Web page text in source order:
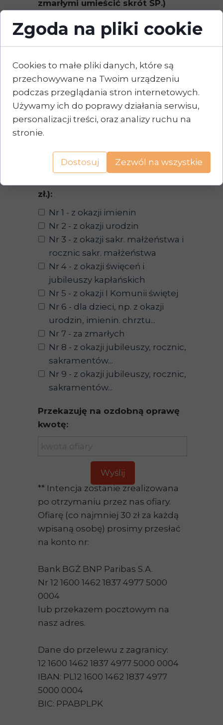
zmarłymi umieścić skrót ŚP.)
Przekazuję na ten cel ofiarę w
kwocie**
Proszę o przesłanie ozdobnej
zł.):
Nr 1 - z okazji imienin
Nr 2 - z okazji urodzin
Nr 3 - z okazji sakr. małżeństwa i
rocznic sakr. małżeństwa
Nr 4 - z okazji święceń i
jubileuszy kapłańskich
Nr 5 - z okazji I Komunii świętej
Nr 6 - dla dzieci, np. z okazji
urodzin, imienin. chrztu...
Nr 7 - za zmarłych
Nr 8 - z okazji jubileuszy, rocznic,
sakramentów...
Nr 9 - z okazji jubileuszy, rocznic,
sakramentów...
Przekazuję na ozdobną oprawę
kwotę:
Wyślij
** Intencja zostanie zrealizowana
po otrzymaniu przez nas ofiary.
Ofiarę (co najmniej 30 zł za każdą
wpisaną osobę) prosimy przesłać
na konto nr:
Bank BGŻ BNP Paribas S.A.
Nr 12 1600 1462 1837 4977 5000
0004
lub przekazem pocztowym na
nasz adres.
Dane do przelewu z zagranicy:
12 1600 1462 1837 4977 5000 0004
IBAN: PL12 1600 1462 1837 4977
5000 0004
BIC: PPABPLPK
Zgoda na pliki cookie
Cookies to małe pliki danych, które są
przechowywane na Twoim urządzeniu
podczas przeglądania stron internetowych.
Używamy ich do poprawy działania serwisu,
personalizacji treści, oraz analizy ruchu na
stronie.
Dostosuj Zezwól na wszystkie